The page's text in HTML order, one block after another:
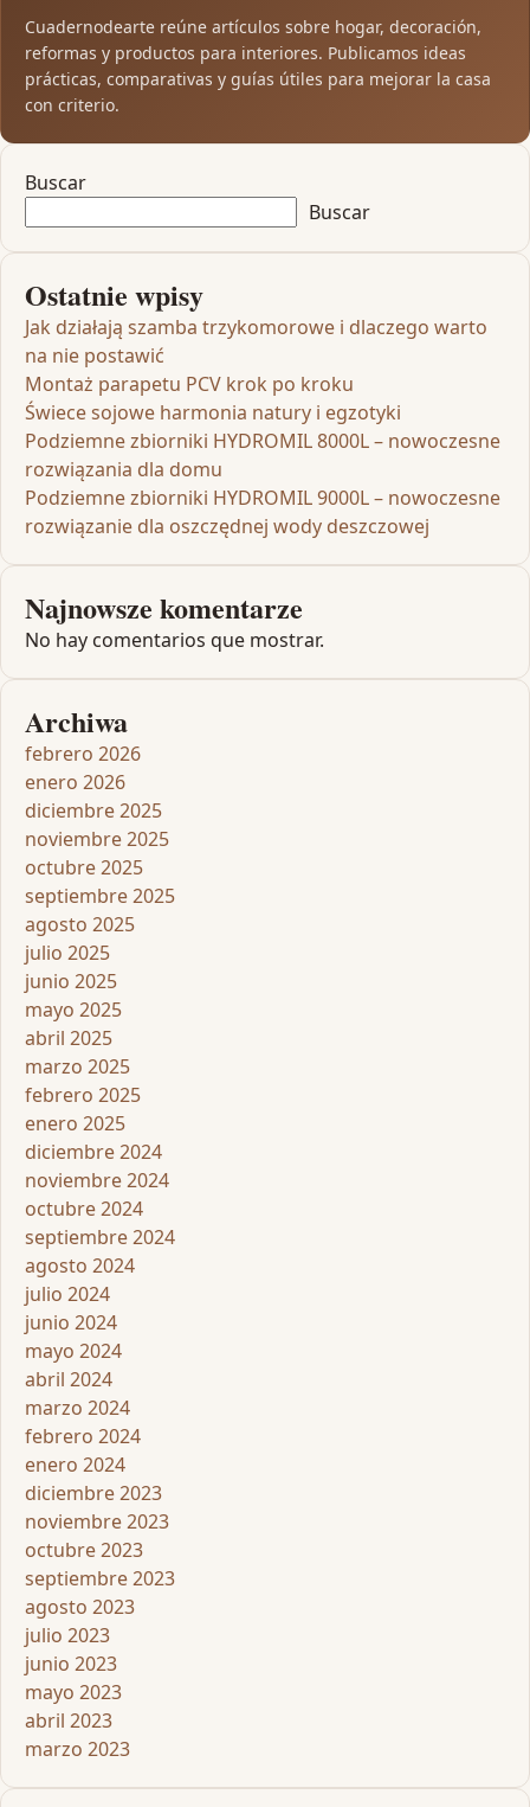
Cuadernodearte reúne artículos sobre hogar, decoración,
reformas y productos para interiores. Publicamos ideas
prácticas, comparativas y guías útiles para mejorar la casa
con criterio.
Buscar
Buscar
Ostatnie wpisy
Jak działają szamba trzykomorowe i dlaczego warto
na nie postawić
Montaż parapetu PCV krok po kroku
Świece sojowe harmonia natury i egzotyki
Podziemne zbiorniki HYDROMIL 8000L – nowoczesne
rozwiązania dla domu
Podziemne zbiorniki HYDROMIL 9000L – nowoczesne
rozwiązanie dla oszczędnej wody deszczowej
Najnowsze komentarze
No hay comentarios que mostrar.
Archiwa
febrero 2026
enero 2026
diciembre 2025
noviembre 2025
octubre 2025
septiembre 2025
agosto 2025
julio 2025
junio 2025
mayo 2025
abril 2025
marzo 2025
febrero 2025
enero 2025
diciembre 2024
noviembre 2024
octubre 2024
septiembre 2024
agosto 2024
julio 2024
junio 2024
mayo 2024
abril 2024
marzo 2024
febrero 2024
enero 2024
diciembre 2023
noviembre 2023
octubre 2023
septiembre 2023
agosto 2023
julio 2023
junio 2023
mayo 2023
abril 2023
marzo 2023